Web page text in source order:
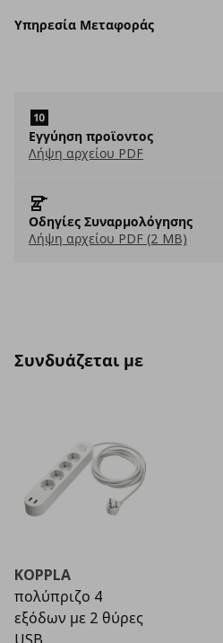
Υπηρεσία Μεταφοράς
Εγγύηση προϊοντος
Λήψη αρχείου PDF
Οδηγίες Συναρμολόγησης
Λήψη αρχείου PDF (2 MB)
Συνδυάζεται με
KOPPLA
πολύπριζο 4
εξόδων με 2 θύρες